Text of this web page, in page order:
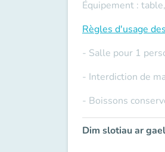
Équipement :
Règles d'usage
- Salle pour 1
- Interdiction de
- Boissons
Dim slotiau ar